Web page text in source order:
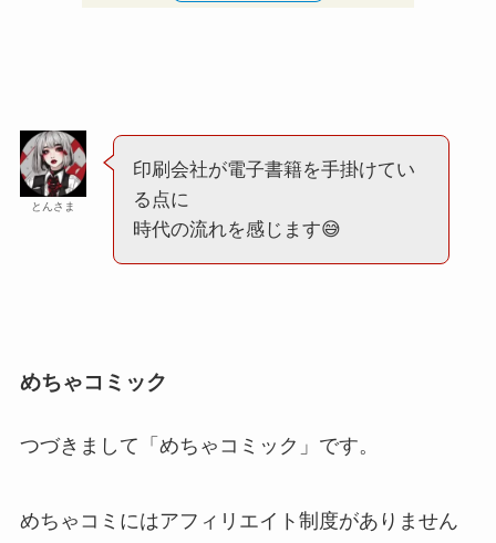
とんさま
印刷会社が電子書籍を手掛けてい
る点に
時代の流れを感じます😅
めちゃコミック
つづきまして「めちゃコミック」です。
めちゃコミにはアフィリエイト制度がありません